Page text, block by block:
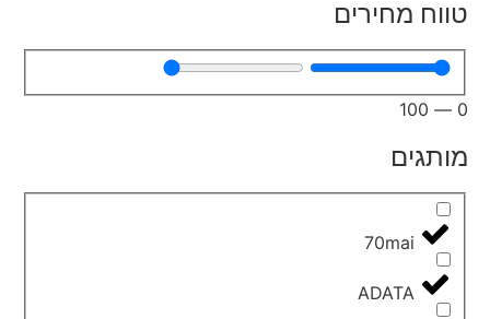
טווח מחירים
0
—
100
מותגים
70mai
ADATA